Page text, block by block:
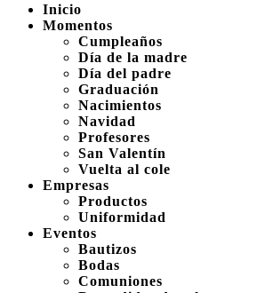
Inicio
Momentos
Cumpleaños
Día de la madre
Día del padre
Graduación
Nacimientos
Navidad
Profesores
San Valentín
Vuelta al cole
Empresas
Productos
Uniformidad
Eventos
Bautizos
Bodas
Comuniones